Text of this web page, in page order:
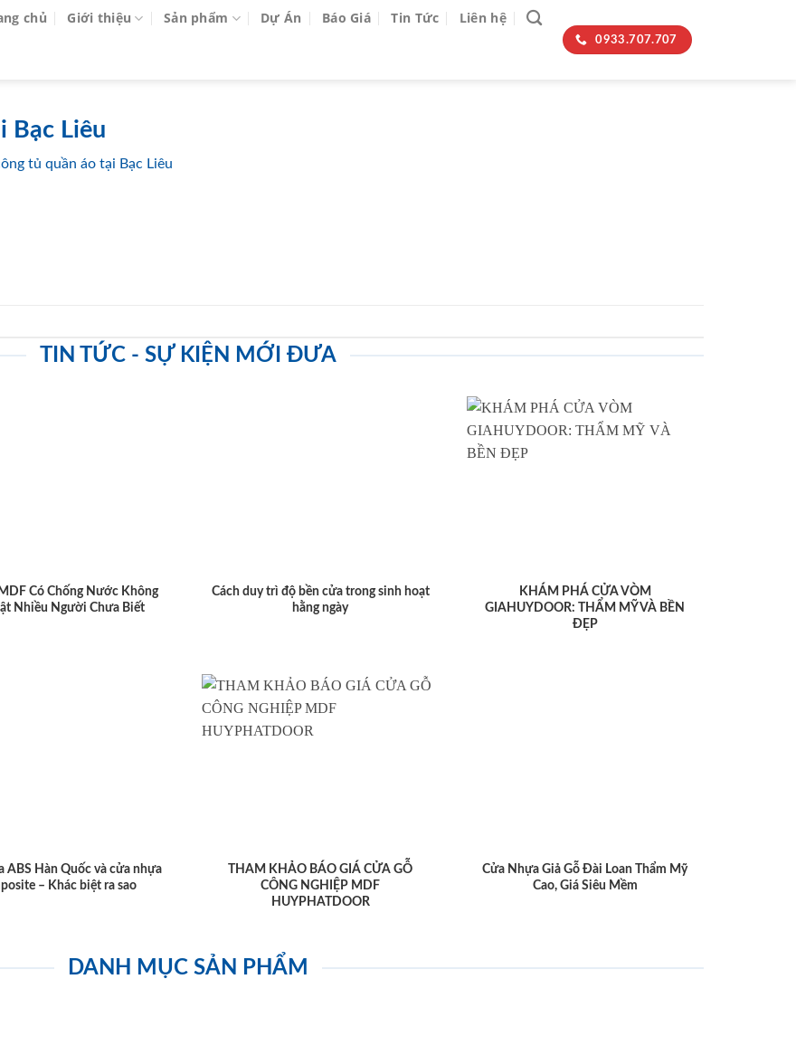
chủ Giới thiệu Sản phẩm Dự Án Báo Giá Tin Tức Liên hệ
0933.707.707
Bạc Liêu
tủ quần áo tại Bạc Liêu
TIN TỨC - SỰ KIỆN MỚI ĐƯA
Có Chống Nước Không
Nhiều Người Chưa Biết
Cách duy trì độ bền cửa trong sinh hoạt
hằng ngày
KHÁM PHÁ CỬA VÒM
GIAHUYDOOR: THẨM MỸ VÀ BỀN
ĐẸP
ABS Hàn Quốc và cửa nhựa
– Khác biệt ra sao
THAM KHẢO BÁO GIÁ CỬA GỖ
CÔNG NGHIỆP MDF
HUYPHATDOOR
Cửa Nhựa Giả Gỗ Đài Loan Thẩm Mỹ
Cao, Giá Siêu Mềm
DANH MỤC SẢN PHẨM